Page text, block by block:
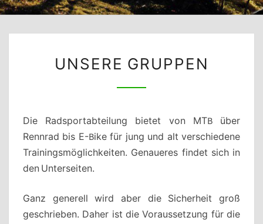
GRUPPEN
UNSERE GRUPPEN
Die Radsportabteilung bietet von MTB über
Rennrad bis E-Bike für jung und alt verschiedene
Trainingsmöglichkeiten. Genaueres findet sich in
den Unterseiten.
Ganz generell wird aber die Sicherheit groß
geschrieben. Daher ist die Voraussetzung für die